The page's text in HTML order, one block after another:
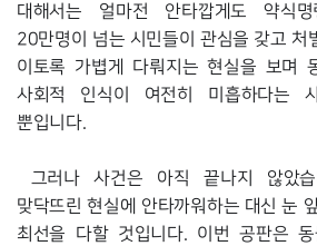
대해서는 얼마전 안타깝게도 약식명
20만명이 넘는 시민들이 관심을 갖고 처
이토록 가볍게 다뤄지는 현실을 보며
사회적 인식이 여전히 미흡하다는
뿐입니다.
맞닥뜨린 현실에 안타까워하는 대신 눈
최선을 다할 것입니다. 이번 공판은